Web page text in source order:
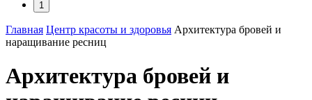
1
Главная Центр красоты и здоровья Архитектура бровей и
наращивание ресниц
Архитектура бровей и